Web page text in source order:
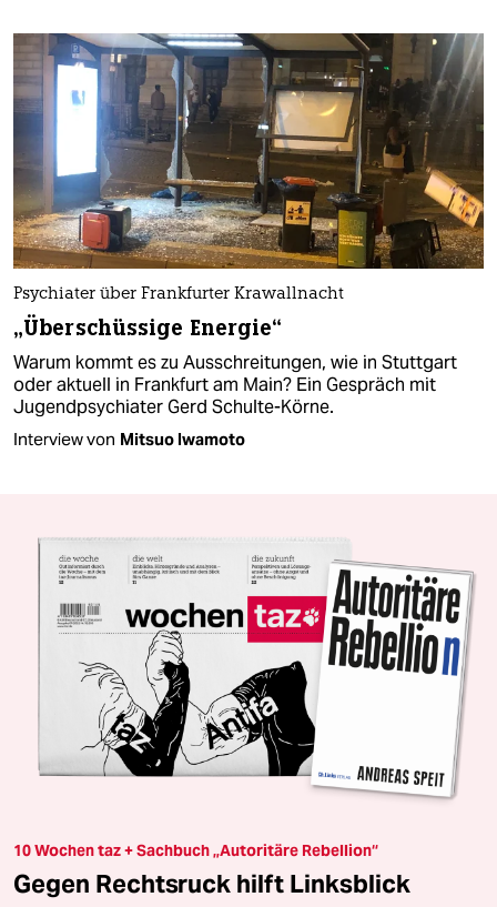
Psychiater über Frankfurter Krawallnacht
„Überschüssige Energie“
Warum kommt es zu Ausschreitungen, wie in Stuttgart
oder aktuell in Frankfurt am Main? Ein Gespräch mit
Jugendpsychiater Gerd Schulte-Körne.
Interview von Mitsuo Iwamoto
10 Wochen taz + Sachbuch „Autoritäre Rebellion“
Gegen Rechtsruck hilft Linksblick